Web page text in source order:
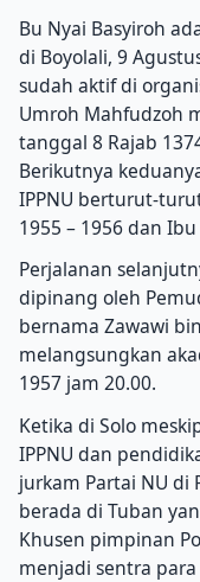
Bu Nyai Basyiroh
di Boyolali, 9
sudah aktif di
Umroh Mahfudzoh
tanggal 8 Rajab
Berikutnya
IPPNU berturut-
1955 – 1956 dan
Perjalanan
dipinang oleh
bernama Zawawi
melangsungkan
1957 jam 20.00.
Ketika di Solo
IPPNU dan
jurkam Partai NU di
berada di Tuban
Khusen pimpinan
menjadi sentra